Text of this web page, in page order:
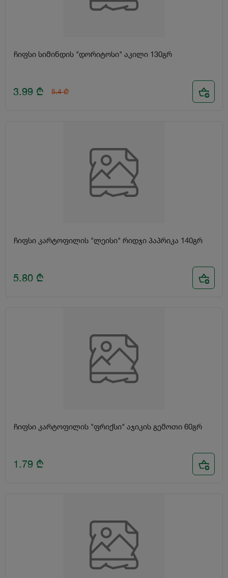
ჩიფსი სიმინდის "დორიტოსი" აკილი 130გრ
3.99 ₾ 5.4 ₾
ჩიფსი კარტოფილის "ლეისი" რიდჯი პაპრიკა 140გრ
5.80 ₾
ჩიფსი კარტოფილის "ფრიქსი" აჯიკის გემოთი 60გრ
1.79 ₾